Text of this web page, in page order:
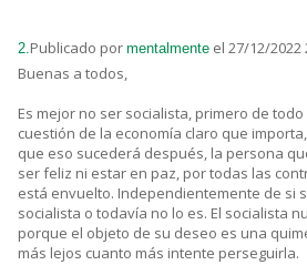
2.Publicado por mentalmente el 27/12/2022
Buenas a todos,
Es mejor no ser socialista, primero de
cuestión de la economía claro que
que eso sucederá después, la persona
ser feliz ni estar en paz, por todas las
está envuelto. Independientemente de si
socialista o todavía no lo es. El socialista
porque el objeto de su deseo es una
más lejos cuanto más intente perseguirla.